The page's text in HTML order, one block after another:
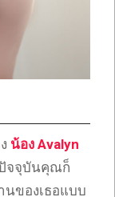
น้อง Avalyn
จจุบันคุณก็
นของเธอแบบ